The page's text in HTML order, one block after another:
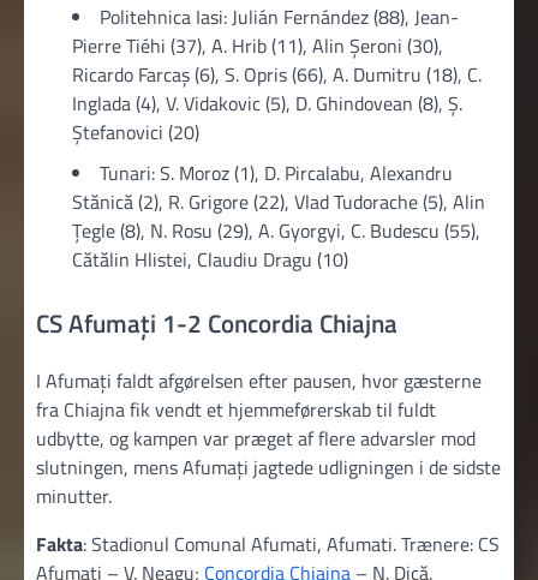
Politehnica Iasi: Julián Fernández (88), Jean-
Pierre Tiéhi (37), A. Hrib (11), Alin Șeroni (30),
Ricardo Farcaş (6), S. Opris (66), A. Dumitru (18), C.
Inglada (4), V. Vidakovic (5), D. Ghindovean (8), Ș.
Ștefanovici (20)
Tunari: S. Moroz (1), D. Pircalabu, Alexandru
Stănică (2), R. Grigore (22), Vlad Tudorache (5), Alin
Țegle (8), N. Rosu (29), A. Gyorgyi, C. Budescu (55),
Cătălin Hlistei, Claudiu Dragu (10)
CS Afumați 1-2 Concordia Chiajna
I Afumați faldt afgørelsen efter pausen, hvor gæsterne
fra Chiajna fik vendt et hjemmeførerskab til fuldt
udbytte, og kampen var præget af flere advarsler mod
slutningen, mens Afumați jagtede udligningen i de sidste
minutter.
Fakta: Stadionul Comunal Afumati, Afumati. Trænere: CS
Afumati – V. Neagu; Concordia Chiajna – N. Dică.